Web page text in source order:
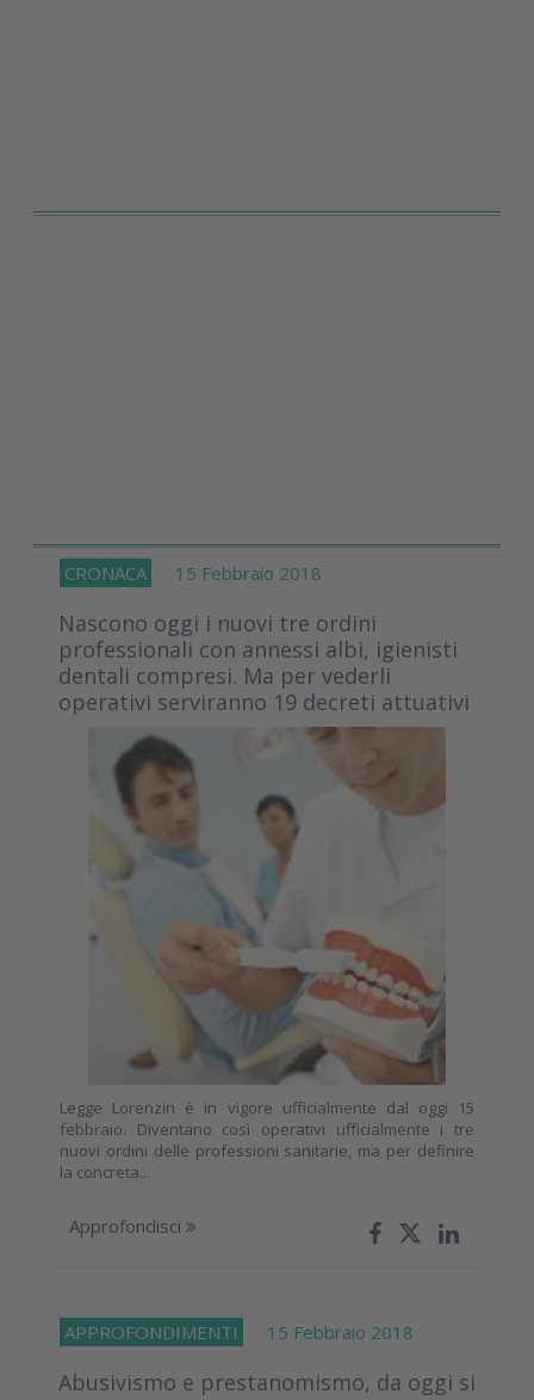
CRONACA 15 Febbraio 2018
Nascono oggi i nuovi tre ordini
professionali con annessi albi, igienisti
dentali compresi. Ma per vederli
operativi serviranno 19 decreti attuativi
Legge Lorenzin è in vigore ufficialmente dal oggi 15
febbraio. Diventano così operativi ufficialmente i tre
nuovi ordini delle professioni sanitarie, ma per definire
la concreta...
Approfondisci
APPROFONDIMENTI 15 Febbraio 2018
Abusivismo e prestanomismo, da oggi si